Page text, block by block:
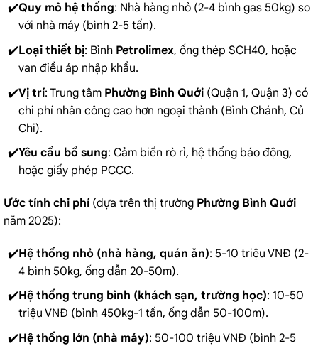
Quy mô hệ thống: Nhà hàng nhỏ (2-4 bình gas 50kg) so
với nhà máy (bình 2-5 tấn).
Loại thiết bị: Bình Petrolimex, ống thép SCH40, hoặc
van điều áp nhập khẩu.
Vị trí: Trung tâm Phường Bình Quới(Quận 1, Quận 3) có
chi phí nhân công cao hơn ngoại thành (Bình Chánh, Củ
Chi).
Yêu cầu bổ sung: Cảm biến rò rỉ, hệ thống báo động,
hoặc giấy phép PCCC.
Ước tính chi phí (dựa trên thị trường Phường Bình Quới
năm 2025):
Hệ thống nhỏ (nhà hàng, quán ăn): 5-10 triệu VNĐ (2-
4 bình 50kg, ống dẫn 20-50m).
Hệ thống trung bình (khách sạn, trường học): 10-50
triệu VNĐ (bình 450kg-1 tấn, ống dẫn 50-100m).
Hệ thống lớn (nhà máy): 50-100 triệu VNĐ (bình 2-5